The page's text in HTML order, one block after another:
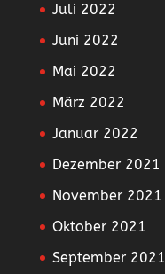
Juli 2022
Juni 2022
Mai 2022
März 2022
Januar 2022
Dezember 2021
November 2021
Oktober 2021
September 2021